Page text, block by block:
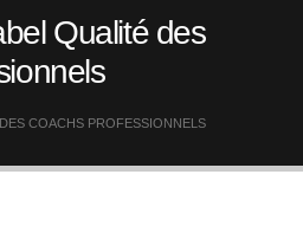
Qualité des
COACHS PROFESSIONNELS